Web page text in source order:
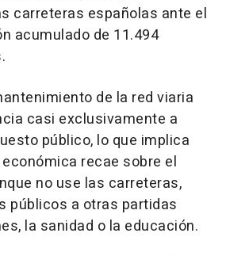
carreteras españolas ante el
acumulado de 11.494
de la red viaria
casi exclusivamente a
público, lo que implica
recae sobre el
no use las carreteras,
públicos a otras partidas
la sanidad o la educación.